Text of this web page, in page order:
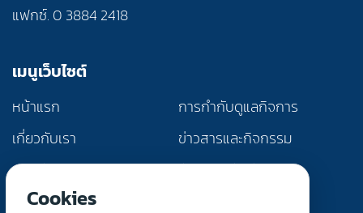
แฟกซ์. 0 3884 2418
เมนูเว็บไซต์
หน้าแรก
เกี่ยวกับเรา
ผลิตภัณฑ์และบริการ
การพัฒนาอย่างยั่งยืน
การกำกับดูแลกิจการ
ข่าวสารและกิจกรรม
นักลงทุนสัมพันธ์
Cookies